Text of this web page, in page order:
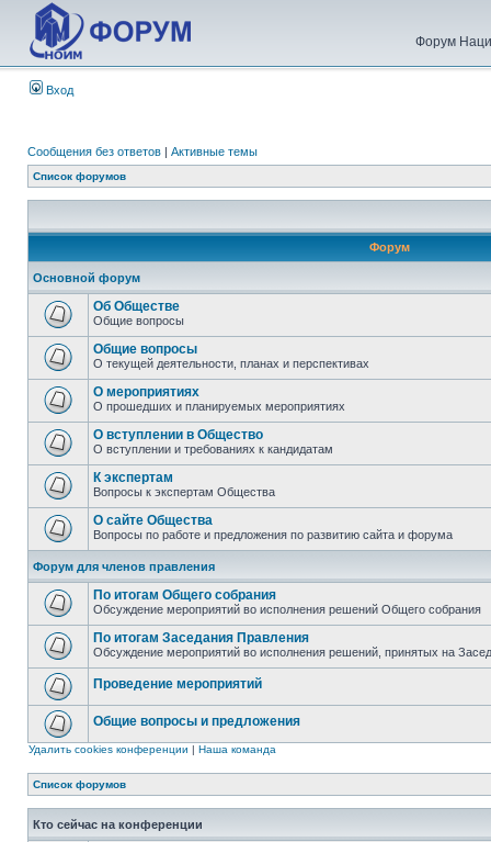
Форум
Вход
Сообщения без ответов | Активные темы
Список форумов
Форум
Основной форум
Об Обществе
Общие вопросы
Общие вопросы
О текущей деятельности, планах и перспективах
О мероприятиях
О прошедших и планируемых мероприятиях
О вступлении в Общество
О вступлении и требованиях к кандидатам
К экспертам
Вопросы к экспертам Общества
О сайте Общества
Вопросы по работе и предложения по развитию сайта и форума
Форум для членов правления
По итогам Общего собрания
Обсуждение мероприятий во исполнения решений Общего собрания
По итогам Заседания Правления
Обсуждение мероприятий во исполнения решений, принятых на
Проведение мероприятий
Общие вопросы и предложения
Удалить cookies конференции | Наша команда
Список форумов
Кто сейчас на конференции